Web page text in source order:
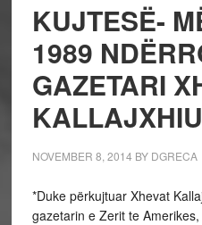
KUJTESË-
1989
GAZETARI
KALLAJXHIU
NOVEMBER 8, 2014 BY DGRECA
*Duke përkujtuar Xhevat
gazetarin e Zerit te